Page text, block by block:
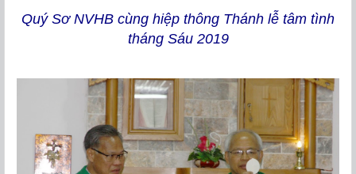
Quý Sơ NVHB cùng hiệp thông Thánh lễ tâm tình
tháng Sáu 2019